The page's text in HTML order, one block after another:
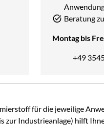
Beratung
Montag bis
+49
für die jeweilige
zur Industrieanlage) hilft